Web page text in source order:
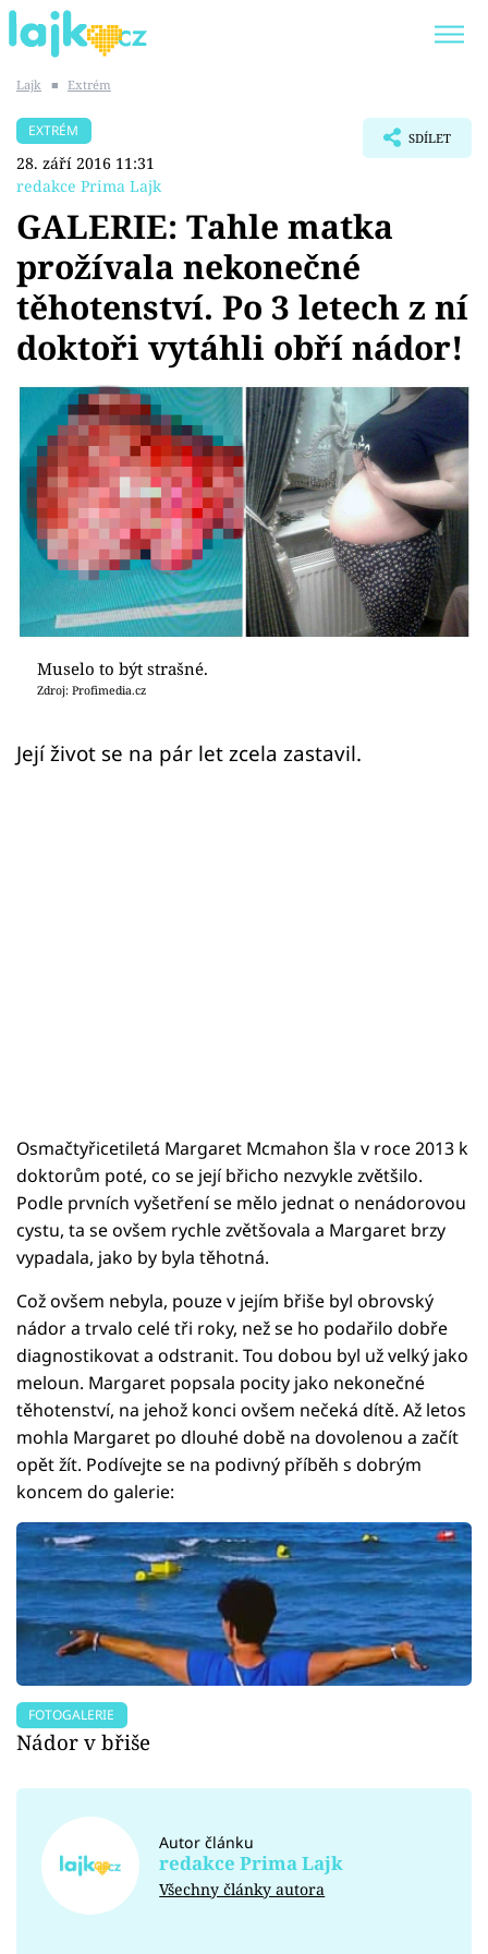
SHOPAHOLICADEL
Témata
Showbyznys
Youtubeři
Virály
Sex a vztahy
Videa
Sledujte prima+
Přihlášení
Sledujte nás
Lajk ■ Extrém
EXTRÉM
28. září 2016 11:31
redakce Prima Lajk
SDÍLET
GALERIE: Tahle matka
prožívala nekonečné
těhotenství. Po 3 letech z ní
doktoři vytáhli obří nádor!
Muselo to být strašné.
Zdroj: Profimedia.cz
Její život se na pár let zcela zastavil.
Osmačtyřicetiletá Margaret Mcmahon šla v roce 2013 k
doktorům poté, co se její břicho nezvykle zvětšilo.
Podle prvních vyšetření se mělo jednat o nenádorovou
cystu, ta se ovšem rychle zvětšovala a Margaret brzy
vypadala, jako by byla těhotná.
Což ovšem nebyla, pouze v jejím břiše byl obrovský
nádor a trvalo celé tři roky, než se ho podařilo dobře
diagnostikovat a odstranit. Tou dobou byl už velký jako
meloun. Margaret popsala pocity jako nekonečné
těhotenství, na jehož konci ovšem nečeká dítě. Až letos
mohla Margaret po dlouhé době na dovolenou a začít
opět žít. Podívejte se na podivný příběh s dobrým
koncem do galerie:
FOTOGALERIE
Nádor v břiše
Autor článku
redakce Prima Lajk
Všechny články autora